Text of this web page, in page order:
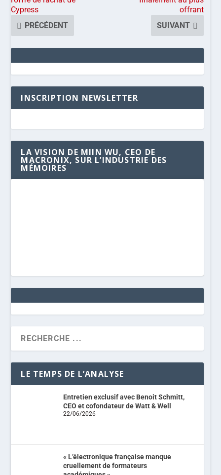
Cypress
PRÉCÉDENT
offrant
SUIVANT
INSCRIPTION NEWSLETTER
LA VISION DE MIIN WU, CEO DE
MACRONIX, SUR L’INDUSTRIE DES
MÉMOIRES
LE TEMPS DE L’ANALYSE
Entretien exclusif avec Benoit Schmitt,
CEO et cofondateur de Watt & Well
22/06/2026
« L’électronique française manque
cruellement de formateurs